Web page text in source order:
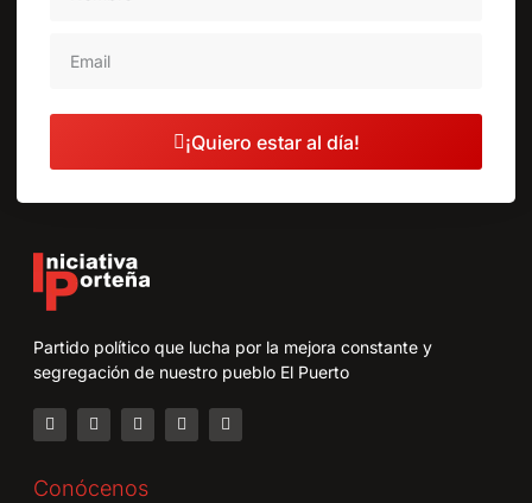
¡Quiero estar al día!
Partido político que lucha por la mejora constante y
segregación de nuestro pueblo El Puerto
Conócenos